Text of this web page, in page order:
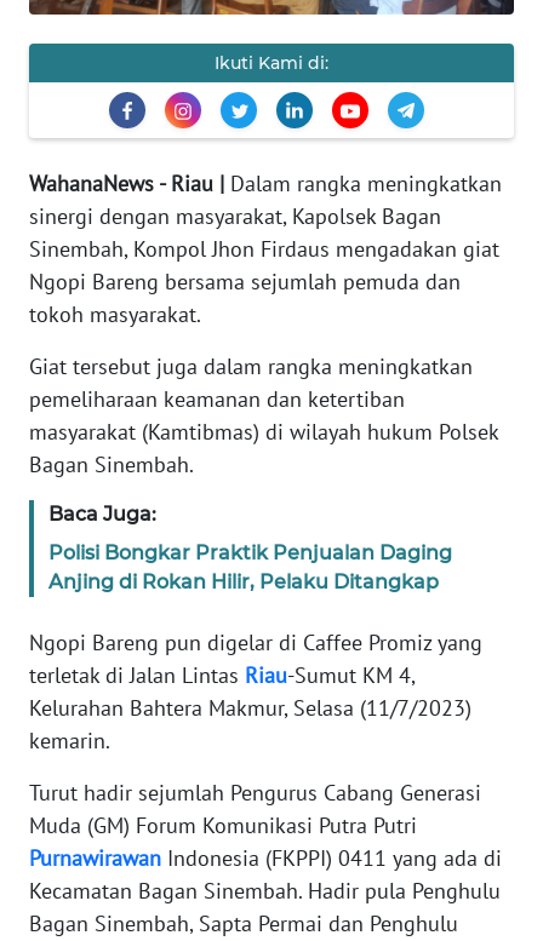
Ikuti Kami di:
WahanaNews - Riau | Dalam rangka meningkatkan
sinergi dengan masyarakat, Kapolsek Bagan
Sinembah, Kompol Jhon Firdaus mengadakan giat
Ngopi Bareng bersama sejumlah pemuda dan
tokoh masyarakat.
Giat tersebut juga dalam rangka meningkatkan
pemeliharaan keamanan dan ketertiban
masyarakat (Kamtibmas) di wilayah hukum Polsek
Bagan Sinembah.
Baca Juga:
Polisi Bongkar Praktik Penjualan Daging
Anjing di Rokan Hilir, Pelaku Ditangkap
Ngopi Bareng pun digelar di Caffee Promiz yang
terletak di Jalan Lintas Riau-Sumut KM 4,
Kelurahan Bahtera Makmur, Selasa (11/7/2023)
kemarin.
Turut hadir sejumlah Pengurus Cabang Generasi
Muda (GM) Forum Komunikasi Putra Putri
Purnawirawan Indonesia (FKPPI) 0411 yang ada di
Kecamatan Bagan Sinembah. Hadir pula Penghulu
Bagan Sinembah, Sapta Permai dan Penghulu
KAMI
IKLAN
TENTANG
KAMI
PEDOMAN
MEDIA
REDAKSI
KARIR
Wahana
Regional
WN
SUMUT
WN
JAKARTA
WN